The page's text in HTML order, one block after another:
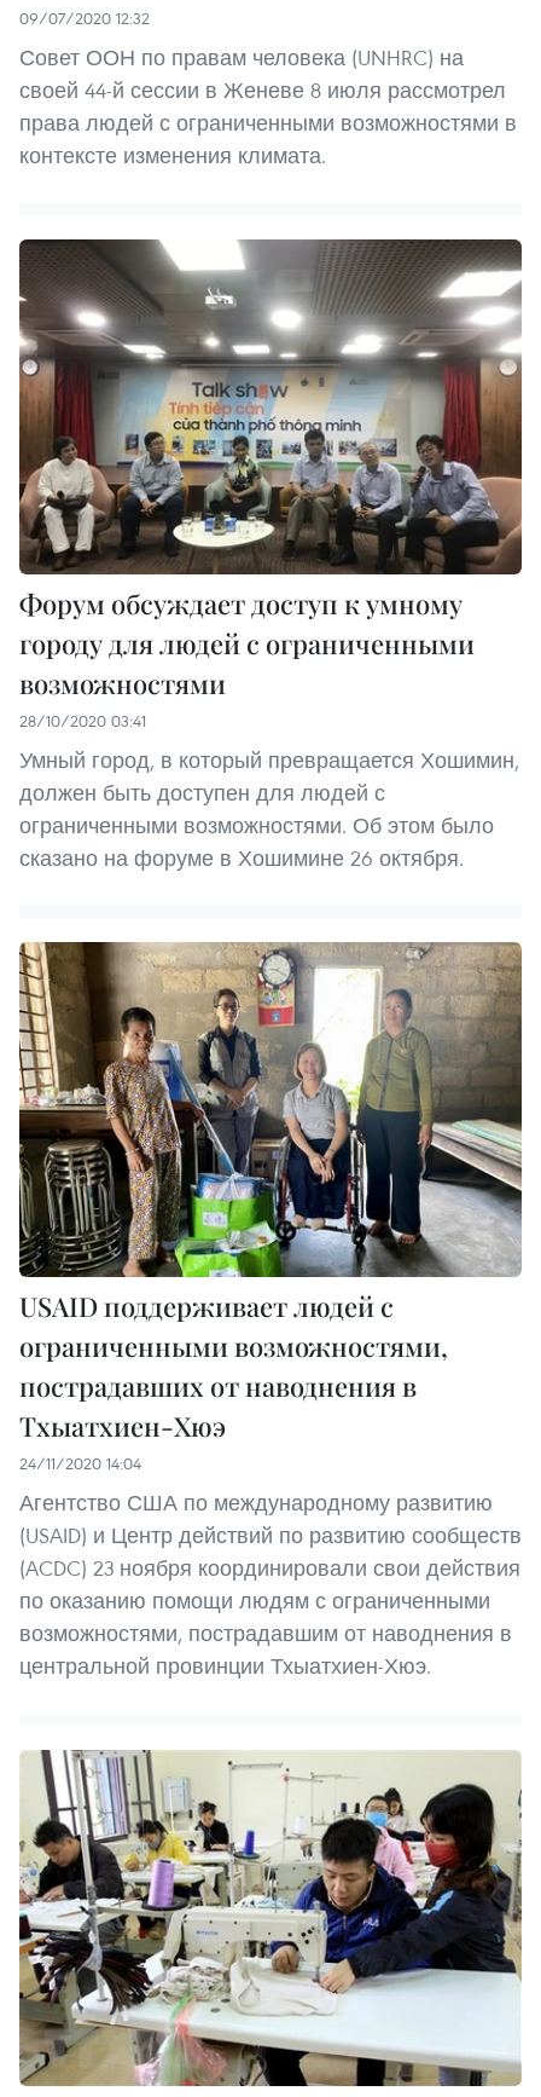
09/07/2020 12:32
Совет ООН по правам человека (UNHRC) на
своей 44-й сессии в Женеве 8 июля рассмотрел
права людей с ограниченными возможностями в
контексте изменения климата.
Форум обсуждает доступ к умному
городу для людей с ограниченными
возможностями
28/10/2020 03:41
Умный город, в который превращается Хошимин,
должен быть доступен для людей с
ограниченными возможностями. Об этом было
сказано на форуме в Хошимине 26 октября.
USAID поддерживает людей с
ограниченными возможностями,
пострадавших от наводнения в
Тхыатхиен-Хюэ
24/11/2020 14:04
Агентство США по международному развитию
(USAID) и Центр действий по развитию сообществ
(ACDC) 23 ноября координировали свои действия
по оказанию помощи людям с ограниченными
возможностями, пострадавшим от наводнения в
центральной провинции Тхыатхиен-Хюэ.